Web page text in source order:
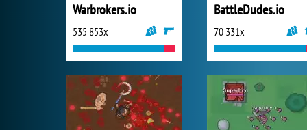
Warbrokers.io
535 853x
BattleDudes.io
70 331x